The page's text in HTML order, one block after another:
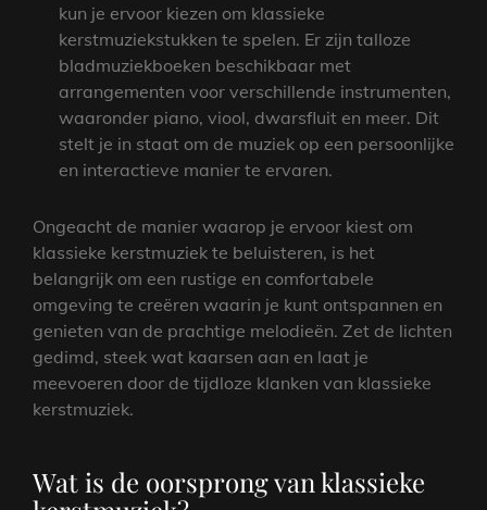
kun je ervoor kiezen om klassieke
kerstmuziekstukken te spelen. Er zijn talloze
bladmuziekboeken beschikbaar met
arrangementen voor verschillende instrumenten,
waaronder piano, viool, dwarsfluit en meer. Dit
stelt je in staat om de muziek op een persoonlijke
en interactieve manier te ervaren.
Ongeacht de manier waarop je ervoor kiest om
klassieke kerstmuziek te beluisteren, is het
belangrijk om een rustige en comfortabele
omgeving te creëren waarin je kunt ontspannen en
genieten van de prachtige melodieën. Zet de lichten
gedimd, steek wat kaarsen aan en laat je
meevoeren door de tijdloze klanken van klassieke
kerstmuziek.
Wat is de oorsprong van klassieke